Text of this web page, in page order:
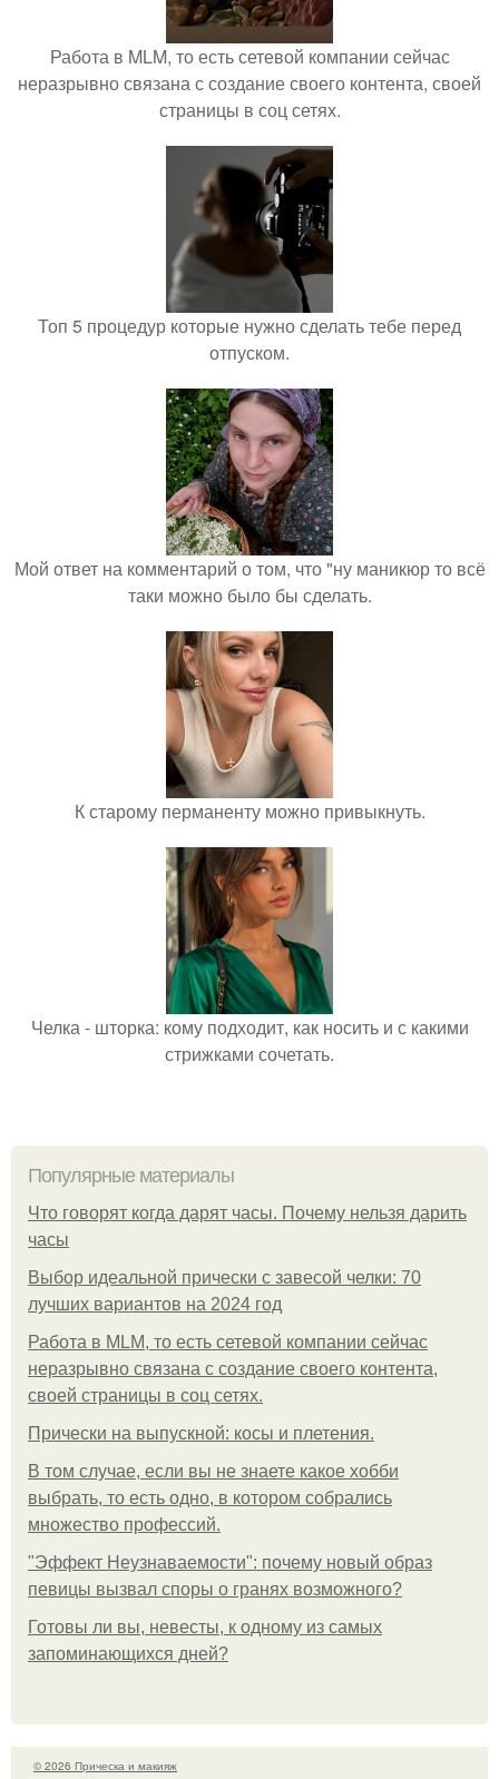
Работа в MLM, то есть сетевой компании сейчас
неразрывно связана с создание своего контента, своей
страницы в соц сетях.
Топ 5 процедур которые нужно сделать тебе перед
отпуском.
Мой ответ на комментарий о том, что "ну маникюр то всё
таки можно было бы сделать.
К старому перманенту можно привыкнуть.
Челка - шторка: кому подходит, как носить и с какими
стрижками сочетать.
Популярные материалы
Что говорят когда дарят часы. Почему нельзя дарить
часы
Выбор идеальной прически с завесой челки: 70
лучших вариантов на 2024 год
Работа в MLM, то есть сетевой компании сейчас
неразрывно связана с создание своего контента,
своей страницы в соц сетях.
Прически на выпускной: косы и плетения.
В том случае, если вы не знаете какое хобби
выбрать, то есть одно, в котором собрались
множество профессий.
"Эффект Неузнаваемости": почему новый образ
певицы вызвал споры о гранях возможного?
Готовы ли вы, невесты, к одному из самых
запоминающихся дней?
© 2026 Прическа и макияж